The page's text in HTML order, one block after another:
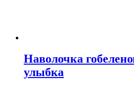
Наволочка
улыбка